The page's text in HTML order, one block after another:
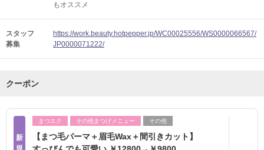
もオススメ
スタッフ
募集
https://work.beauty.hotpepper.jp/WC00025556/WS0000066567/
JP0000071222/
クーポン
新
規
まつエク その他まつげメニュー その他
【まつ毛パーマ＋眉毛Wax＋間引きカット】